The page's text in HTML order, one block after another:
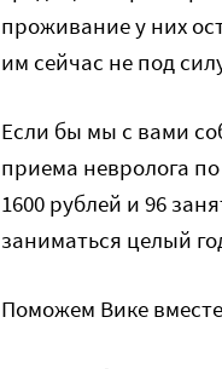
проживание у них
им сейчас не под
Если бы мы с вами
приема невролога
1600 рублей и 96
заниматься целый
Поможем Вике